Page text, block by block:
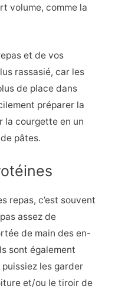
volume, comme la
et de vos
rassasié, car les
de place dans
préparer la
la courgette en un
pâtes.
repas, c’est souvent
assez de
de main des en-
sont également
les garder
et/ou le tiroir de